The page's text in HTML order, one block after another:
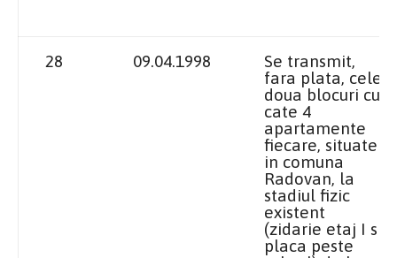
28 09.04.1998
Se transmit,
fara plata, cele
doua blocuri cu
cate 4
apartamente
fiecare, situate
in comuna
Radovan, la
stadiul fizic
existent
(zidarie etaj I si
placa peste